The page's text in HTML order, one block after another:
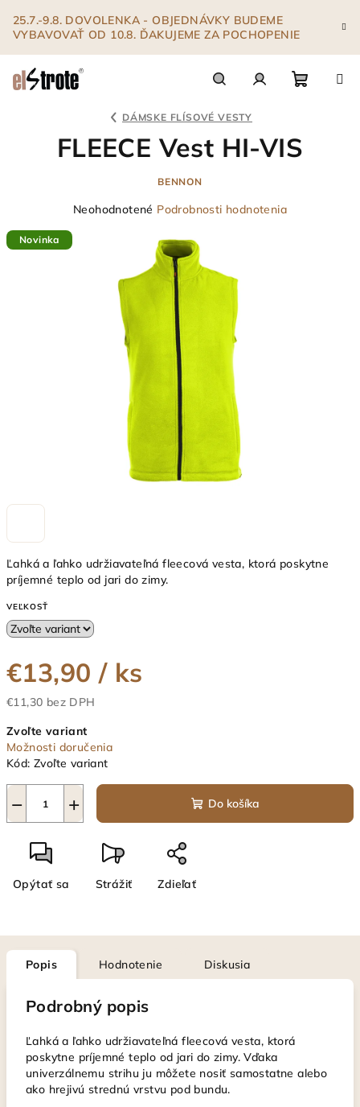
obsah
25.7.-9.8. DOVOLENKA - OBJEDNÁVKY BUDEME
VYBAVOVAŤ OD 10.8. ĎAKUJEME ZA POCHOPENIE
košík
DÁMSKE FLÍSOVÉ VESTY
Ľahká a ľahko udržiavateľná fleecová vesta, ktorá poskytne
príjemné teplo od jari do zimy.
VEĽKOSŤ
€13,90 / ks
€11,30 bez DPH
cena:
Zvoľte variant
Možnosti doručenia
Kód: Zvoľte variant
+
− Do košíka
Opýtať sa Strážiť Zdieľať
FLEECE Vest HI-VIS
BENNON
Priemerné
produktu
hviezdičiek.
Neohodnotené Podrobnosti hodnotenia
Novinka
Popis Hodnotenie Diskusia
Podrobný popis
Ľahká a ľahko udržiavateľná fleecová vesta, ktorá
poskytne príjemné teplo od jari do zimy. Vďaka
univerzálnemu strihu ju môžete nosiť samostatne alebo
ako hrejivú strednú vrstvu pod bundu.